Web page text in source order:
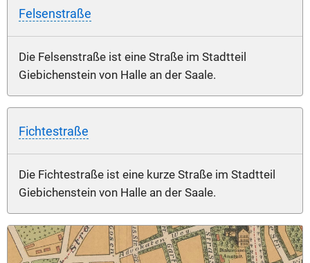
Felsenstraße
Die Felsenstraße ist eine Straße im Stadtteil
Giebichenstein von Halle an der Saale.
Fichtestraße
Die Fichtestraße ist eine kurze Straße im Stadtteil
Giebichenstein von Halle an der Saale.